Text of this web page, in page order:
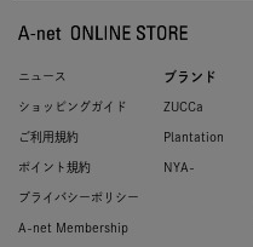
ニュース
ショッピングガイド
ご利用規約
ポイント規約
プライバシーポリシー
A-net Membership
ブランド
ZUCCa
Plantation
NYA-